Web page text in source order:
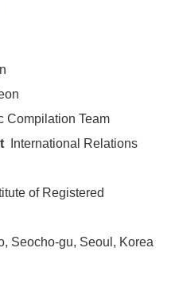
Compilation Team
International Relations
of Registered
Seocho-gu, Seoul, Korea